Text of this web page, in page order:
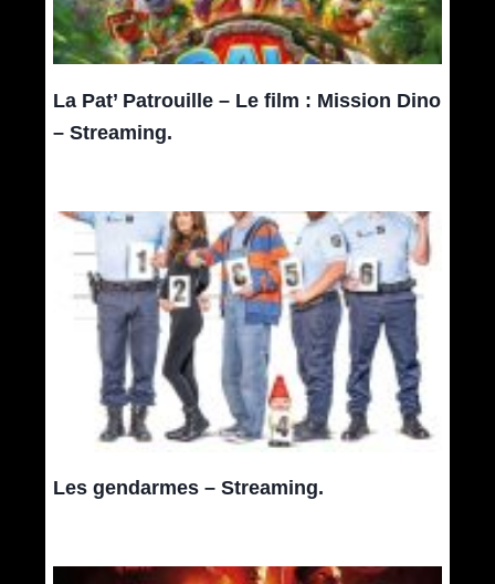
La Pat’ Patrouille – Le film : Mission Dino
– Streaming.
Les gendarmes – Streaming.